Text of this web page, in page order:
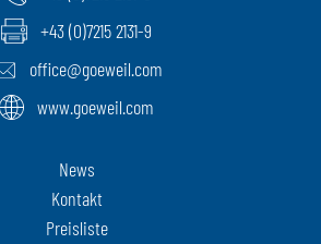
+43 (0)7215 2131-9
office@goeweil.com
www.goeweil.com
News
Kontakt
Preisliste